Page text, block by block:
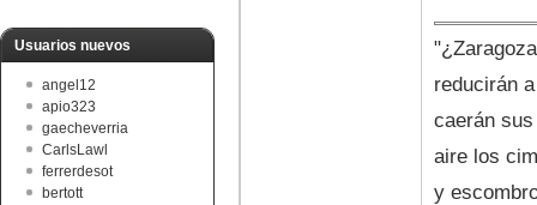
Usuarios nuevos
angel12
apio323
gaecheverria
CarlsLawl
ferrerdesot
bertott
reducirán
caerán
aire los
y